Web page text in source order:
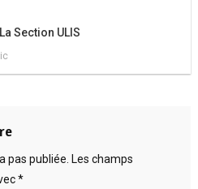
Section ULIS
pas publiée. Les champs
*